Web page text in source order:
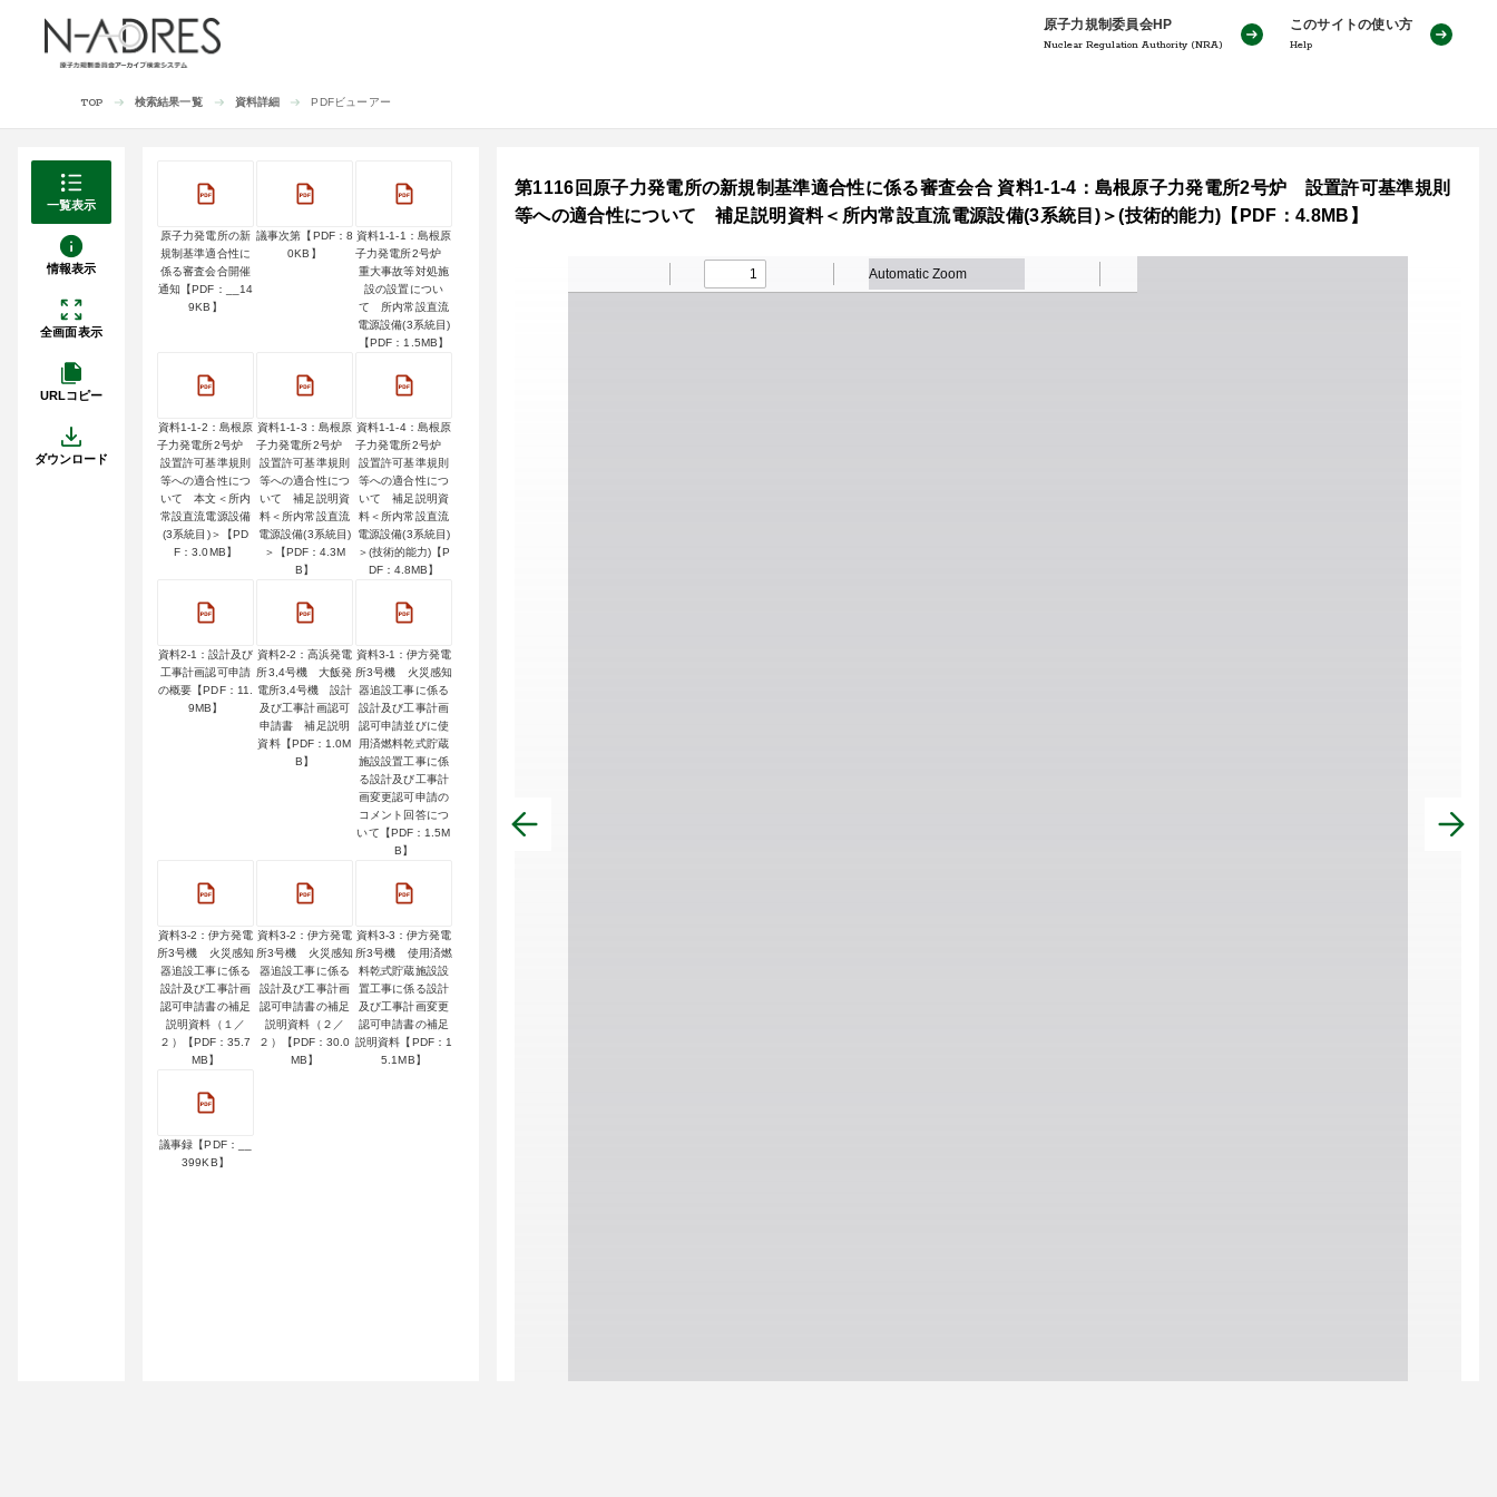
原子力規制委員会HP
Nuclear Regulation Authority (NRA)
このサイトの使い方
Help
TOP 検索結果一覧 資料詳細 PDFビューアー
一覧表示
情報表示
全画面表示
URLコピー
ダウンロード
原子力発電所の新
規制基準適合性に
係る審査会合開催
通知【PDF：__14
9KB】
議事次第【PDF：8
0KB】
資料1-1-1：島根原
子力発電所2号炉
重大事故等対処施
設の設置につい
て 所内常設直流
電源設備(3系統目)
【PDF：1.5MB】
資料1-1-2：島根原
子力発電所2号炉
設置許可基準規則
等への適合性につ
いて 本文＜所内
常設直流電源設備
(3系統目)＞【PD
F：3.0MB】
資料1-1-3：島根原
子力発電所2号炉
設置許可基準規則
等への適合性につ
いて 補足説明資
料＜所内常設直流
電源設備(3系統目)
＞【PDF：4.3M
B】
資料1-1-4：島根原
子力発電所2号炉
設置許可基準規則
等への適合性につ
いて 補足説明資
料＜所内常設直流
電源設備(3系統目)
＞(技術的能力)【P
DF：4.8MB】
資料2-1：設計及び
工事計画認可申請
の概要【PDF：11.
9MB】
資料2-2：高浜発電
所3,4号機 大飯発
電所3,4号機 設計
及び工事計画認可
申請書 補足説明
資料【PDF：1.0M
B】
資料3-1：伊方発電
所3号機 火災感知
器追設工事に係る
設計及び工事計画
認可申請並びに使
用済燃料乾式貯蔵
施設設置工事に係
る設計及び工事計
画変更認可申請の
コメント回答につ
いて【PDF：1.5M
B】
資料3-2：伊方発電
所3号機 火災感知
器追設工事に係る
設計及び工事計画
認可申請書の補足
説明資料（１／
２）【PDF：35.7
MB】
資料3-2：伊方発電
所3号機 火災感知
器追設工事に係る
設計及び工事計画
認可申請書の補足
説明資料（２／
２）【PDF：30.0
MB】
資料3-3：伊方発電
所3号機 使用済燃
料乾式貯蔵施設設
置工事に係る設計
及び工事計画変更
認可申請書の補足
説明資料【PDF：1
5.1MB】
議事録【PDF：__
399KB】
第1116回原子力発電所の新規制基準適合性に係る審査会合 資料1-1-4：島根原子力発電所2号炉 設置許可基準規則
等への適合性について 補足説明資料＜所内常設直流電源設備(3系統目)＞(技術的能力)【PDF：4.8MB】